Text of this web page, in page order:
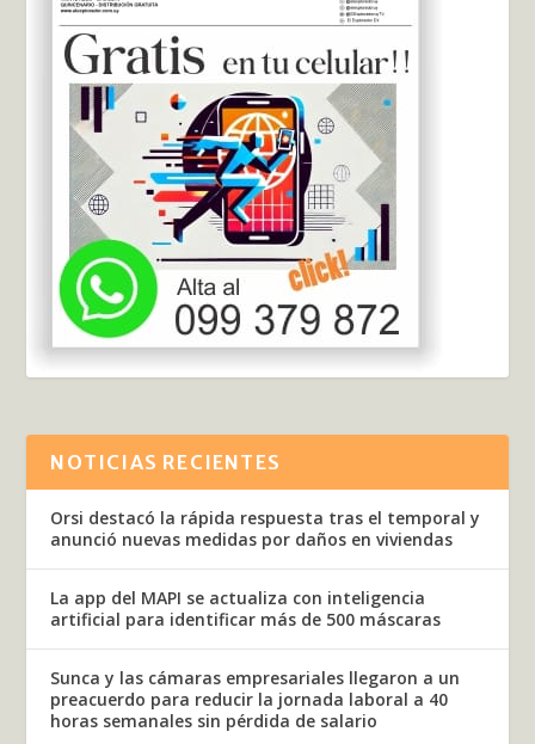
NOTICIAS RECIENTES
Orsi destacó la rápida respuesta tras el temporal y
anunció nuevas medidas por daños en viviendas
La app del MAPI se actualiza con inteligencia
artificial para identificar más de 500 máscaras
Sunca y las cámaras empresariales llegaron a un
preacuerdo para reducir la jornada laboral a 40
horas semanales sin pérdida de salario